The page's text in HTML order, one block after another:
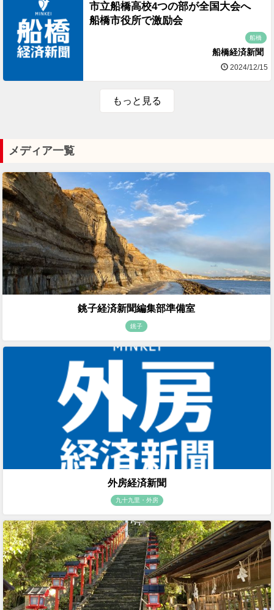
市立船橋高校4つの部が全国大会へ
船橋市役所で激励会
船橋
船橋経済新聞
2024/12/15
もっと見る
メディア一覧
銚子経済新聞編集部準備室
銚子
外房経済新聞
九十九里・外房